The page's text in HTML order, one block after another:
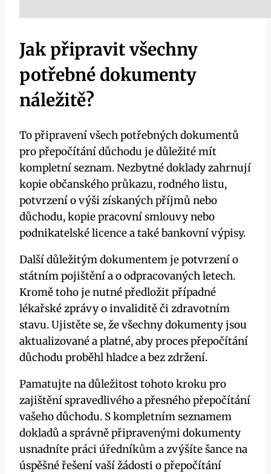
Jak připravit všechny
potřebné dokumenty
náležitě?
To připravení všech potřebných dokumentů
pro přepočítání důchodu je důležité mít
kompletní seznam. Nezbytné doklady zahrnují
kopie občanského průkazu, rodného listu,
potvrzení o výši získaných příjmů nebo
důchodu, kopie pracovní smlouvy nebo
podnikatelské licence a také bankovní výpisy.
Další důležitým dokumentem je potvrzení o
státním pojištění a o odpracovaných letech.
Kromě toho je nutné předložit případné
lékařské zprávy o invaliditě či zdravotním
stavu. Ujistěte se, že všechny dokumenty jsou
aktualizované a platné, aby proces přepočítání
důchodu proběhl hladce a bez zdržení.
Pamatujte na důležitost tohoto kroku pro
zajištění spravedlivého a přesného přepočítání
vašeho důchodu. S kompletním seznamem
dokladů a správně připravenými dokumenty
usnadníte práci úředníkům a zvýšíte šance na
úspěšné řešení vaší žádosti o přepočítání